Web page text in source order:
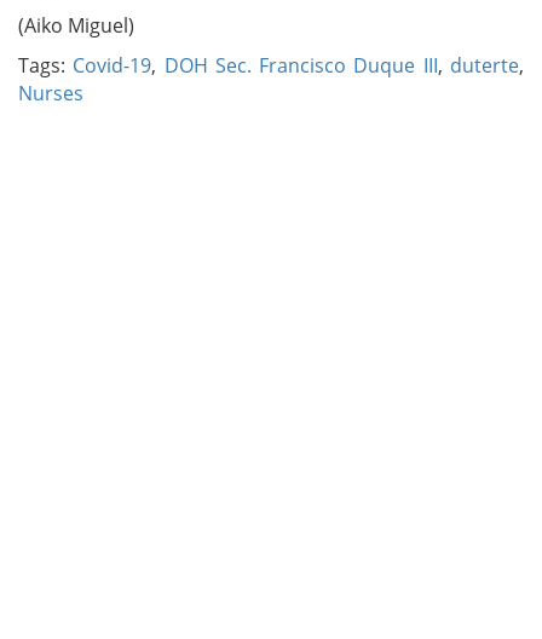
(Aiko Miguel)
Tags: Covid-19, DOH Sec. Francisco Duque III, duterte,
Nurses